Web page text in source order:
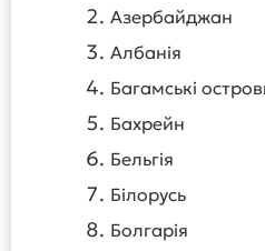
Азербайджан
Албанія
Багамські
Бахрейн
Бельгія
Білорусь
Болгарія